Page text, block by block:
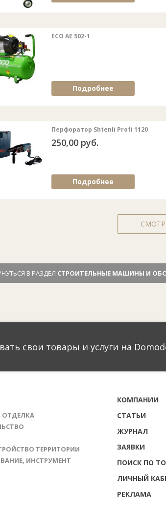
ECO AE 502-1
Подробнее
Перфоратор Shtenli Profi 1120
250,00 руб.
Подробнее
В РАЗДЕЛ СТРОИТЕЛЬНЫЕ МАШИНЫ И
свои товары и услуги на
ОТДЕЛКА
ТЕРРИТОРИИ
ИНСТРУМЕНТ
КОМПАНИИ
СТАТЬИ
ЖУРНАЛ
ЗАЯВКИ
ПОИСК ПО
ЛИЧНЫЙ
РЕКЛАМА